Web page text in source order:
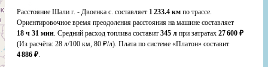
Расстояние Шали г. - Двоенка с. составляет 1 233.4 км по трассе.
Ориентировочное время преодоления расстояния на машине составляет
18 ч 31 мин. Средний расход топлива составит 345 л при затратах 27 600 ₽
(Из расчёта: 28 л/100 км, 80 ₽/л). Плата по системе «Платон» составит
4 886 ₽.